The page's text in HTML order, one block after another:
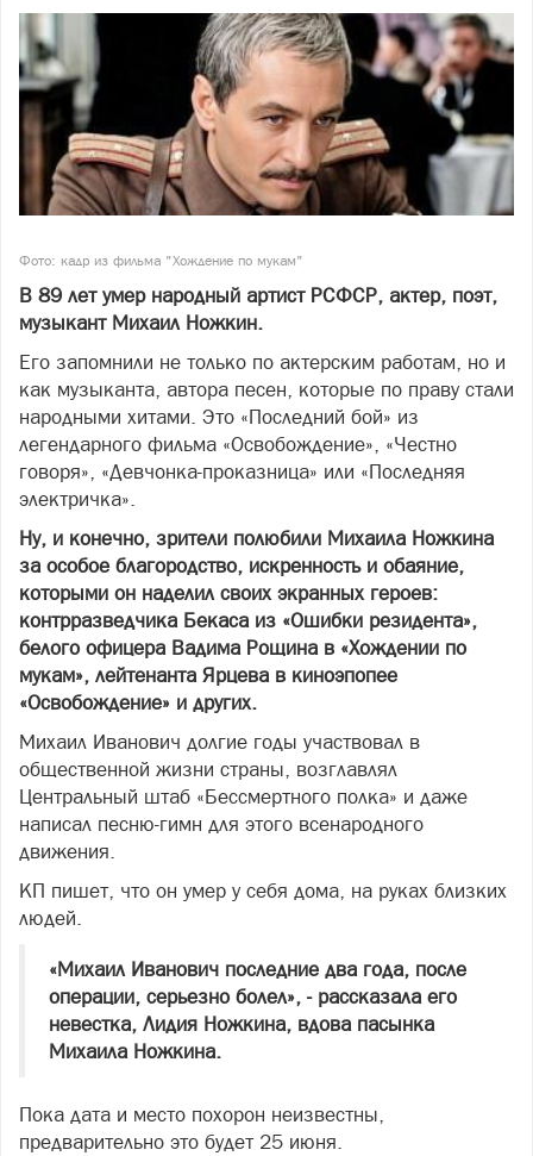
Фото: кадр из фильма "Хождение по мукам"
В 89 лет умер народный артист РСФСР, актер, поэт,
музыкант Михаил Ножкин.
Его запомнили не только по актерским работам, но и
как музыканта, автора песен, которые по праву стали
народными хитами. Это «Последний бой» из
легендарного фильма «Освобождение», «Честно
говоря», «Девчонка-проказница» или «Последняя
электричка».
Ну, и конечно, зрители полюбили Михаила Ножкина
за особое благородство, искренность и обаяние,
которыми он наделил своих экранных героев:
контрразведчика Бекаса из «Ошибки резидента»,
белого офицера Вадима Рощина в «Хождении по
мукам», лейтенанта Ярцева в киноэпопее
«Освобождение» и других.
Михаил Иванович долгие годы участвовал в
общественной жизни страны, возглавлял
Центральный штаб «Бессмертного полка» и даже
написал песню-гимн для этого всенародного
движения.
КП пишет, что он умер у себя дома, на руках близких
людей.
«Михаил Иванович последние два года, после
операции, серьезно болел», - рассказала его
невестка, Лидия Ножкина, вдова пасынка
Михаила Ножкина.
Пока дата и место похорон неизвестны,
предварительно это будет 25 июня.